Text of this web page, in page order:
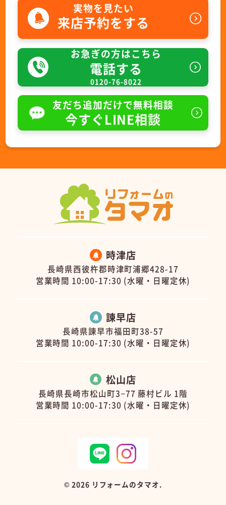
実物を見たい
来店予約をする
お急ぎの方はこちら
電話する
0120-76-8022
友だち追加だけで無料相談
今すぐLINE相談
時津店
長崎県西彼杵郡時津町浦郷428-17
営業時間 10:00-17:30 (水曜・日曜定休)
諫早店
長崎県諫早市福田町38-57
営業時間 10:00-17:30 (水曜・日曜定休)
松山店
長崎県長崎市松山町3−77 藤村ビル 1階
営業時間 10:00-17:30 (水曜・日曜定休)
© 2026 リフォームのタマオ.